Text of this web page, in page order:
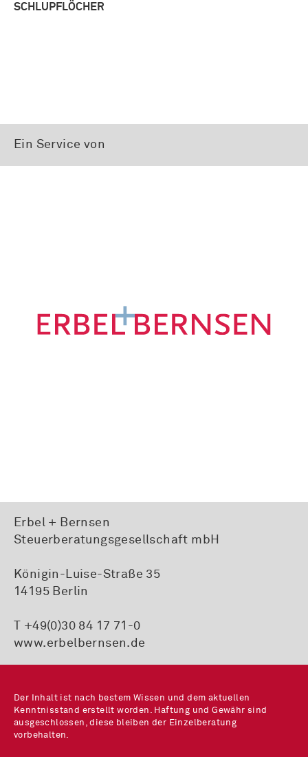
SCHLUPFLÖCHER
Ein Service von
Erbel + Bernsen
Steuerberatungsgesellschaft mbH
Königin-Luise-Straße 35
14195 Berlin
T +49(0)30 84 17 71-0
www.erbelbernsen.de
Der Inhalt ist nach bestem Wissen und dem aktuellen
Kenntnisstand erstellt worden. Haftung und Gewähr sind
ausgeschlossen, diese bleiben der Einzelberatung
vorbehalten.